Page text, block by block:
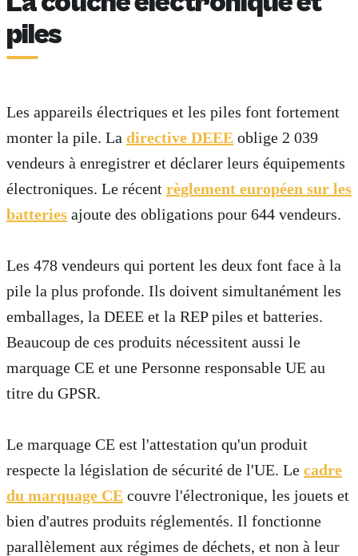
piles
Les appareils électriques et les piles font fortement
monter la pile. La directive DEEE oblige 2 039
vendeurs à enregistrer et déclarer leurs équipements
électroniques. Le récent règlement européen sur les
batteries ajoute des obligations pour 644 vendeurs.
Les 478 vendeurs qui portent les deux font face à la
pile la plus profonde. Ils doivent simultanément les
emballages, la DEEE et la REP piles et batteries.
Beaucoup de ces produits nécessitent aussi le
marquage CE et une Personne responsable UE au
titre du GPSR.
Le marquage CE est l'attestation qu'un produit
respecte la législation de sécurité de l'UE. Le cadre
du marquage CE couvre l'électronique, les jouets et
bien d'autres produits réglementés. Il fonctionne
parallèlement aux régimes de déchets, et non à leur